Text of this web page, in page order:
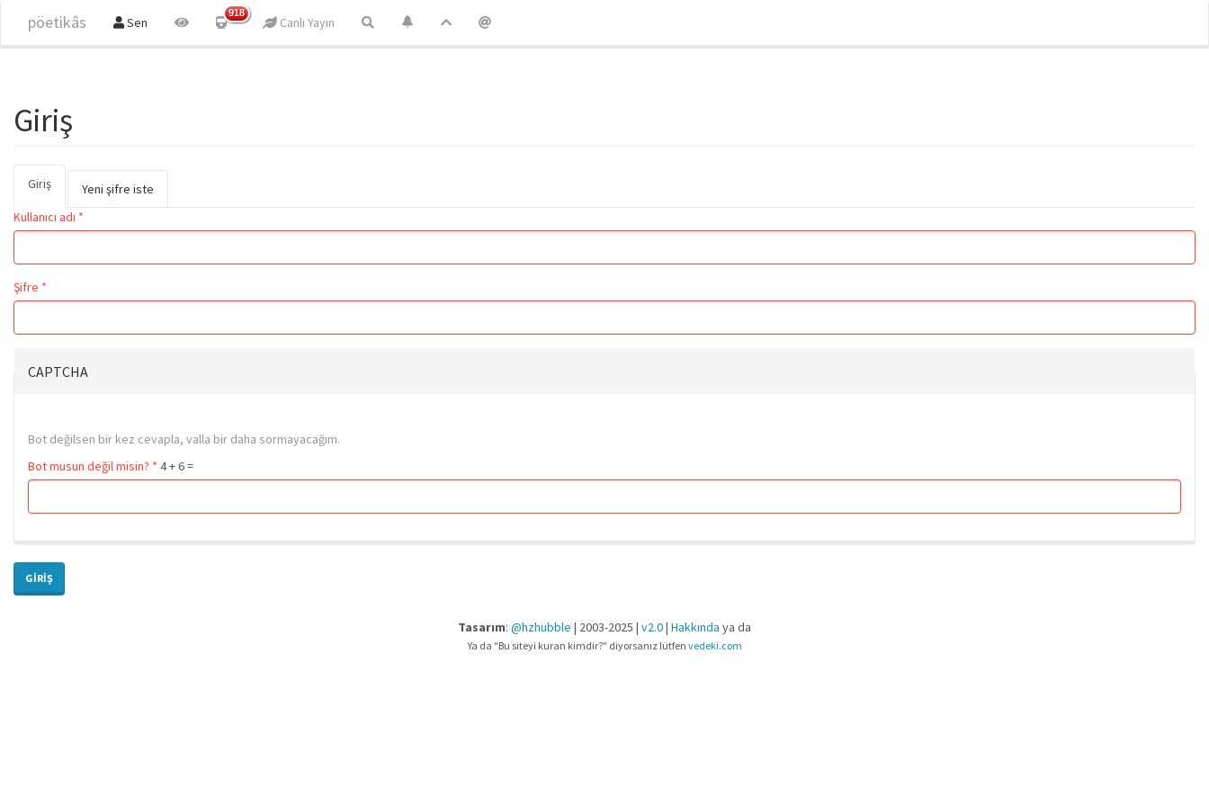
pöetikâs Sen
918
Canlı Yayın
Giriş
Birincil sekmeler
Giriş
Yeni şifre iste
Kullanıcı adı *
Şifre *
CAPTCHA
Bot değilsen bir kez cevapla, valla bir daha sormayacağım.
Bot musun değil misin? * 4 + 6 =
GIRIŞ
Tasarım: @hzhubble | 2003-2025 | v2.0| Hakkında ya da
Ya da "Bu siteyi kuran kimdir?" diyorsanız lütfen vedeki.com